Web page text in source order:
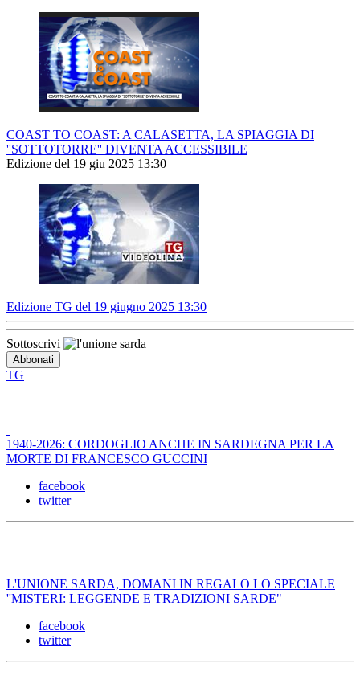
COAST TO COAST: A CALASETTA, LA SPIAGGIA DI
''SOTTOTORRE'' DIVENTA ACCESSIBILE
Edizione del 19 giu 2025 13:30
Edizione TG del 19 giugno 2025 13:30
Sottoscrivi
TG
1940-2026: CORDOGLIO ANCHE IN SARDEGNA PER LA
MORTE DI FRANCESCO GUCCINI
facebook
twitter
L'UNIONE SARDA, DOMANI IN REGALO LO SPECIALE
''MISTERI: LEGGENDE E TRADIZIONI SARDE"
facebook
twitter